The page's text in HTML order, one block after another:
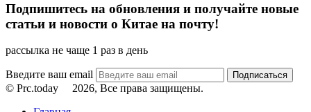
Подпишитесь на обновления и получайте новые
статьи и новости о Китае на почту!
рассылка не чаще 1 раз в день
Введите ваш email
© Prc.today
2026, Все права защищены.